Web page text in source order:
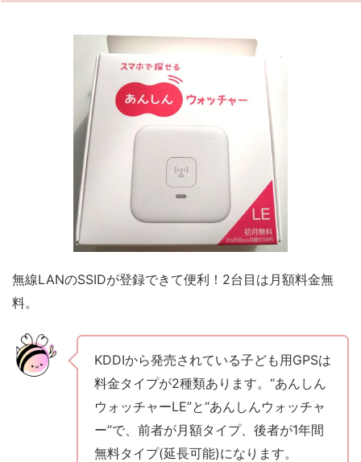
無線LANのSSIDが登録できて便利！2台目は月額料金無
料。
KDDIから発売されている子ども用GPSは
料金タイプが2種類あります。“あんしん
ウォッチャーLE”と“あんしんウォッチャ
ー”で、前者が月額タイプ、後者が1年間
無料タイプ(延長可能)になります。